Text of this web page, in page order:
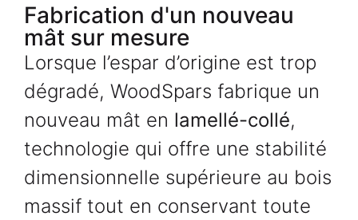
Fabrication d'un nouveau
mât sur mesure
Lorsque l’espar d’origine est trop
dégradé, WoodSpars fabrique un
nouveau mât en lamellé-collé,
technologie qui offre une stabilité
dimensionnelle supérieure au bois
massif tout en conservant toute